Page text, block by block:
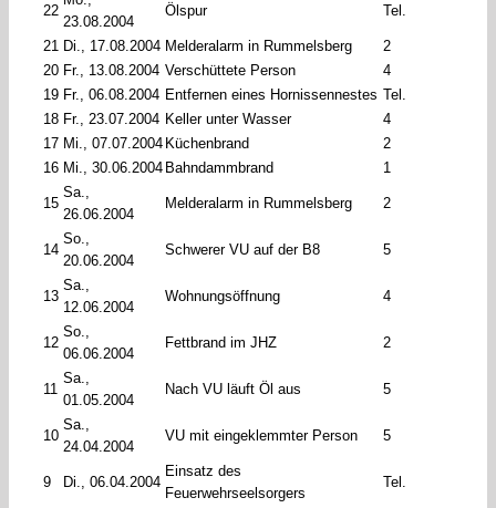
22
23.08.2004
Ölspur Tel.
21 Di., 17.08.2004 Melderalarm in Rummelsberg
2
20 Fr., 13.08.2004 Verschüttete Person
4
19 Fr., 06.08.2004 Entfernen eines Hornissennestes Tel.
18 Fr., 23.07.2004 Keller unter Wasser
4
17 Mi., 07.07.2004 Küchenbrand
2
16 Mi., 30.06.2004 Bahndammbrand 1
15
Sa.,
26.06.2004
Melderalarm in Rummelsberg 2
14
So.,
20.06.2004
Schwerer VU auf der B8 5
13
Sa.,
12.06.2004
Wohnungsöffnung 4
12
So.,
06.06.2004
Fettbrand im JHZ 2
11
Sa.,
01.05.2004
Nach VU läuft Öl aus 5
10
Sa.,
24.04.2004
VU mit eingeklemmter Person 5
9 Di., 06.04.2004
Einsatz des
Feuerwehrseelsorgers
Tel.